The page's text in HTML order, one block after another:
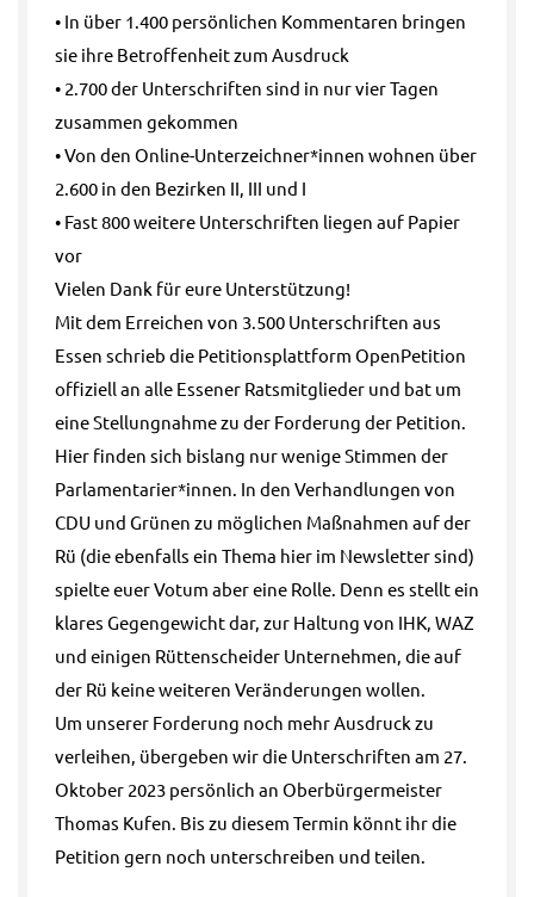
• In über 1.400 persönlichen Kommentaren bringen
sie ihre Betroffenheit zum Ausdruck
• 2.700 der Unterschriften sind in nur vier Tagen
zusammen gekommen
• Von den Online-Unterzeichner*innen wohnen über
2.600 in den Bezirken II, III und I
• Fast 800 weitere Unterschriften liegen auf Papier
vor
Vielen Dank für eure Unterstützung!
Mit dem Erreichen von 3.500 Unterschriften aus
Essen schrieb die Petitionsplattform OpenPetition
offiziell an alle Essener Ratsmitglieder und bat um
eine Stellungnahme zu der Forderung der Petition.
Hier finden sich bislang nur wenige Stimmen der
Parlamentarier*innen. In den Verhandlungen von
CDU und Grünen zu möglichen Maßnahmen auf der
Rü (die ebenfalls ein Thema hier im Newsletter sind)
spielte euer Votum aber eine Rolle. Denn es stellt ein
klares Gegengewicht dar, zur Haltung von IHK, WAZ
und einigen Rüttenscheider Unternehmen, die auf
der Rü keine weiteren Veränderungen wollen.
Um unserer Forderung noch mehr Ausdruck zu
verleihen, übergeben wir die Unterschriften am 27.
Oktober 2023 persönlich an Oberbürgermeister
Thomas Kufen. Bis zu diesem Termin könnt ihr die
Petition gern noch unterschreiben und teilen.